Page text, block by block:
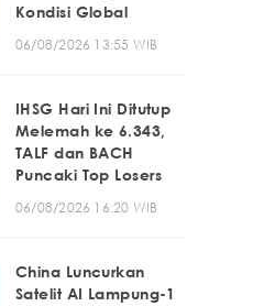
Kondisi Global
06/08/2026 13:55 WIB
IHSG Hari Ini Ditutup
Melemah ke 6.343,
TALF dan BACH
Puncaki Top Losers
06/08/2026 16:20 WIB
China Luncurkan
Satelit AI Lampung-1